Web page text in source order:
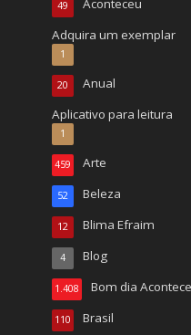
Aconteceu
49
Adquira um exemplar
1
Anual
20
Aplicativo para leitura
1
Arte
459
Beleza
52
Blima Efraim
12
Blog
4
Bom dia Acontece
1.408
Brasil
110